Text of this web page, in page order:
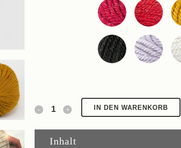
Schöneberg
quantity
IN DEN WARENKORB
Inhalt